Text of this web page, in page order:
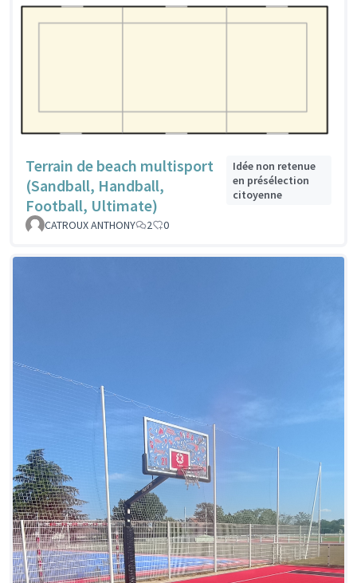
Terrain de beach multisport
(Sandball, Handball,
Football, Ultimate)
Idée non retenue
en présélection
citoyenne
CATROUX ANTHONY 2 0